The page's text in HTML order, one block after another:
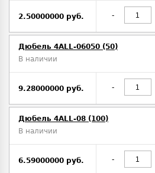
2.50000000 руб. -
Дюбель 4ALL-06050 (50)
В наличии
9.28000000 руб. -
Дюбель 4ALL-08 (100)
В наличии
6.59000000 руб. -